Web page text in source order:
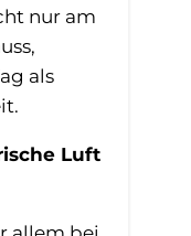
nur am
als
Luft